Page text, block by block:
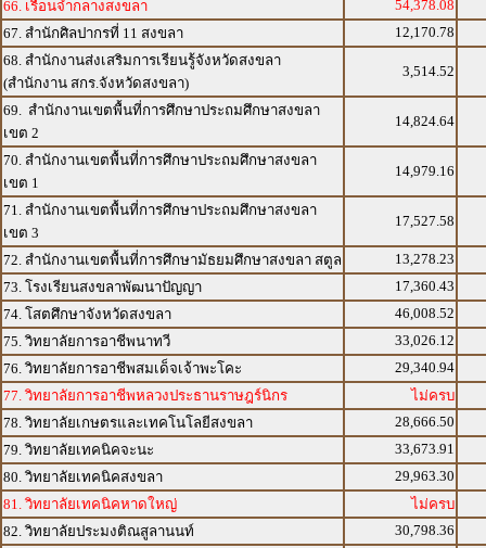
66. เรือนจำกลางสงขลา
54,378.08
67. สำนักศิลปากรที่ 11 สงขลา
12,170.78
68. สำนักงานส่งเสริมการเรียนรู้จังหวัดสงขลา
(สำนักงาน สกร.จังหวัดสงขลา)
3,514.52
69. สำนักงานเขตพื้นที่การศึกษาประถมศึกษาสงขลา
เขต 2
14,824.64
70. สำนักงานเขตพื้นที่การศึกษาประถมศึกษาสงขลา
เขต 1
14,979.16
71. สำนักงานเขตพื้นที่การศึกษาประถมศึกษาสงขลา
เขต 3
17,527.58
72. สำนักงานเขตพื้นที่การศึกษามัธยมศึกษาสงขลา สตูล
13,278.23
73. โรงเรียนสงขลาพัฒนาปัญญา
17,360.43
74. โสตศึกษาจังหวัดสงขลา
46,008.52
75. วิทยาลัยการอาชีพนาทวี
33,026.12
76. วิทยาลัยการอาชีพสมเด็จเจ้าพะโคะ
29,340.94
77. วิทยาลัยการอาชีพหลวงประธานราษฎร์นิกร
ไม่ครบ
78. วิทยาลัยเกษตรและเทคโนโลยีสงขลา
28,666.50
79. วิทยาลัยเทคนิคจะนะ
33,673.91
80. วิทยาลัยเทคนิคสงขลา
29,963.30
81. วิทยาลัยเทคนิคหาดใหญ่
ไม่ครบ
82. วิทยาลัยประมงติณสูลานนท์
30,798.36